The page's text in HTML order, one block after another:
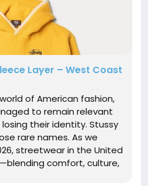
Layer – West Coast
of American fashion,
to remain relevant
their identity. Stussy
rare names. As we
streetwear in the United
comfort, culture,